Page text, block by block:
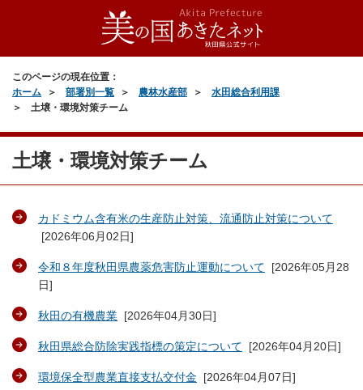
このページの現在位置：
ホーム
部署別一覧 農林水産部
水田総合利用課
土壌・環境対策チーム
土壌・環境対策チーム
カドミウム含有米の生産防止対策、流通防止対策について
[2026年06月02日]
令和８年度秋田県農薬危害防止運動について [2026年05月28
日]
秋田の有機農業 [2026年04月30日]
秋田県総合防除実践指標の策定について [2026年04月20日]
環境保全型農業直接支払交付金 [2026年04月07日]